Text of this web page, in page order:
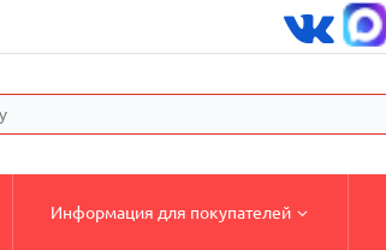
Информация для покупателей